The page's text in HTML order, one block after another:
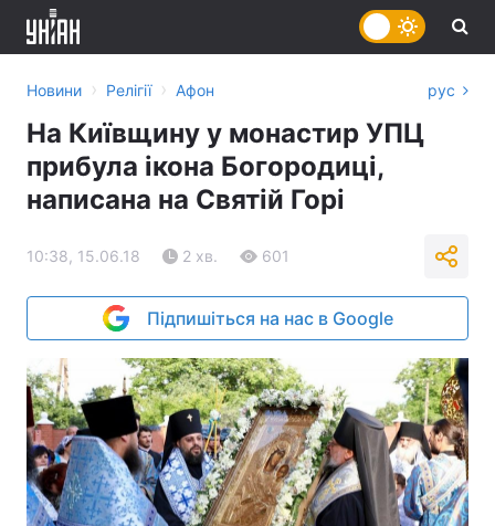
Новини › Релігії › Афон рус
На Київщину у монастир УПЦ
прибула ікона Богородиці,
написана на Святій Горі
10:38, 15.06.18 2 хв. 601
Підпишіться на нас в Google